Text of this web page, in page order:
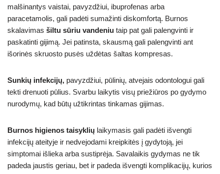
malšinantys vaistai, pavyzdžiui, ibuprofenas arba
paracetamolis, gali padėti sumažinti diskomfortą. Burnos
skalavimas šiltu sūriu vandeniu taip pat gali palengvinti ir
paskatinti gijimą. Jei patinsta, skausmą gali palengvinti ant
išorinės skruosto pusės uždėtas šaltas kompresas.
Sunkių infekcijų, pavyzdžiui, pūlinių, atvejais odontologui gali
tekti drenuoti pūlius. Svarbu laikytis visų priežiūros po gydymo
nurodymų, kad būtų užtikrintas tinkamas gijimas.
Burnos higienos taisyklių laikymasis gali padėti išvengti
infekcijų ateityje ir nedvejodami kreipkitės į gydytoją, jei
simptomai išlieka arba sustiprėja. Savalaikis gydymas ne tik
padeda jaustis geriau, bet ir padeda išvengti komplikacijų, kurios